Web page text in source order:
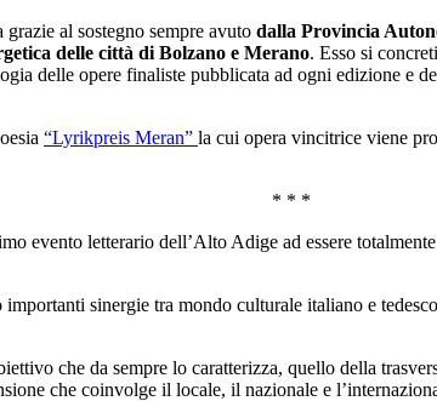
al sostegno sempre avuto dalla Provincia
delle città di Bolzano e Merano. Esso si
delle opere finaliste pubblicata ad ogni edizione e
“Lyrikpreis Meran” la cui opera vincitrice viene
* * *
evento letterario dell’Alto Adige ad essere
sinergie tra mondo culturale italiano e
che da sempre lo caratterizza, quello della
che coinvolge il locale, il nazionale e